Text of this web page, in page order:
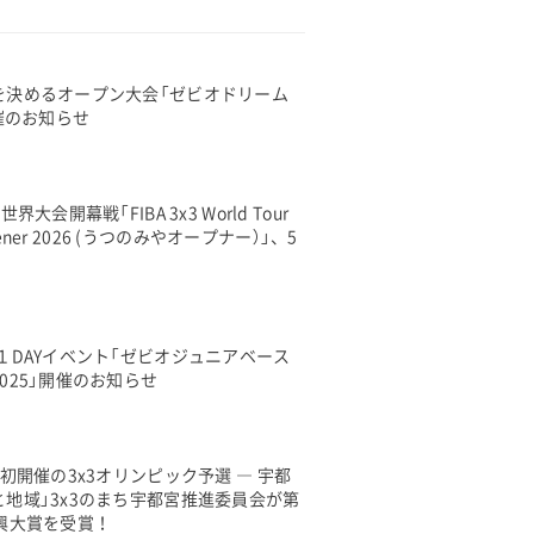
めるオープン大会「ゼビオドリーム
のお知らせ
界大会開幕戦「FIBA 3x3 World Tour
2026 (うつのみやオープナー）」、5
イベント「ゼビオジュニアベース
」開催のお知らせ
初開催の3x3オリンピック予選 ― 宇都
域」3x3のまち宇都宮推進委員会が第
賞を受賞！